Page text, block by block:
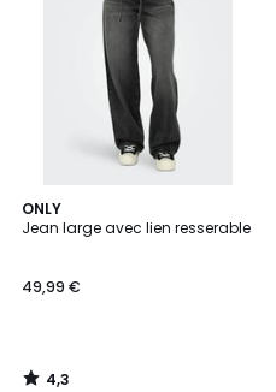
ONLY
Jean large avec lien resserable
49,99 €
4,3
/ 5
4,3
/